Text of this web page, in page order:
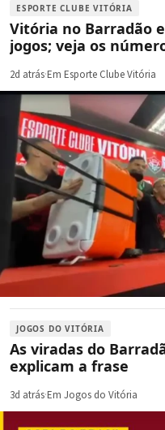
ESPORTE CLUBE VITÓRIA
Vitória no Barradão
jogos; veja os
2d atrás·Em Esporte Clube Vitória
JOGOS DO VITÓRIA
As viradas do
explicam a frase
3d atrás·Em Jogos do Vitória